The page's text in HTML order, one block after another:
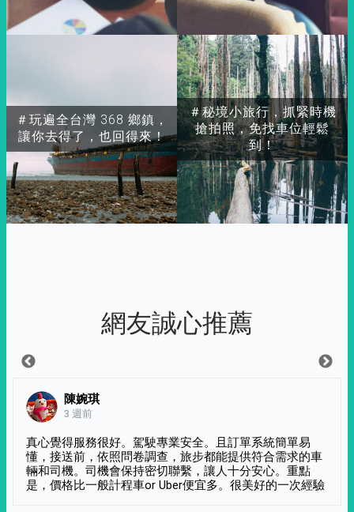
＃玩遍全台灣 368 鄉鎮，
讓你去得了，也回得來！
＃秘境小旅行，抓緊時機
搶拍照，免找車位輕鬆
到！
網友誠心推薦
陳婉琪
3 週前
真心覺得服務很好。駕駛專業安全。且訂單系統簡單易
懂，接送前，依照問卷調查，旅步都能提供符合需求的車
輛和司機。司機會保持密切聯繫，讓人十分安心。重點
是，價格比一般計程車or Uber便宜多。很美好的一次經驗